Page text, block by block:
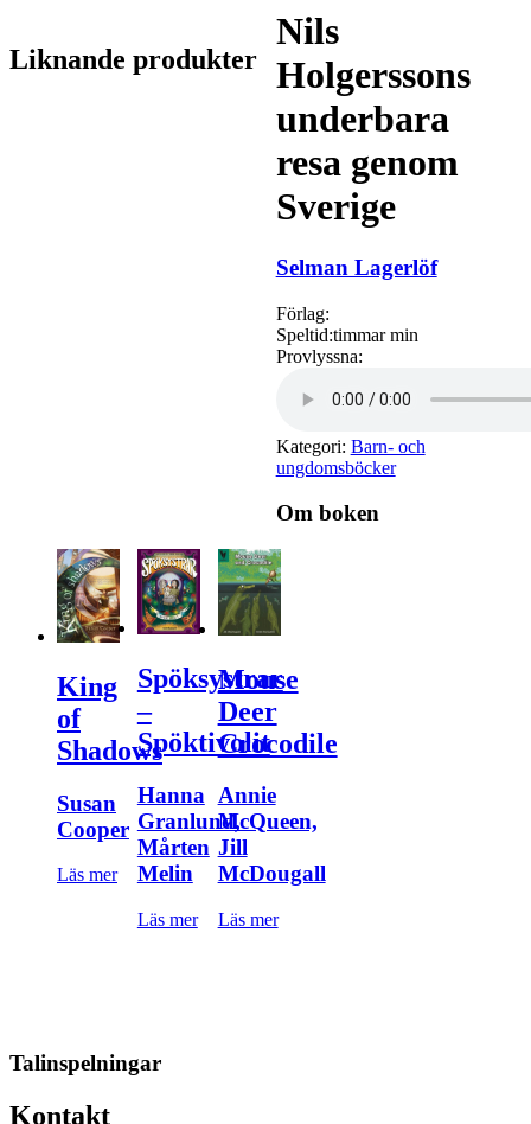
Nils
Holgerssons
underbara
resa genom
Sverige
Selman Lagerlöf
Förlag:
Speltid:timmar min
Provlyssna:
Kategori: Barn- och
ungdomsböcker
Om boken
Liknande produkter
King
of
Shadows
Susan
Cooper
Läs mer
Spöksystrar
–
Spöktivolit
Hanna
Granlund,
Mårten
Melin
Läs mer
Mouse
Deer
Crocodile
Annie
McQueen,
Jill
McDougall
Läs mer
Talinspelningar
Kontakt